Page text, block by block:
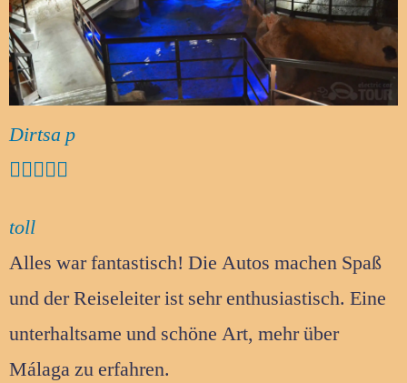
Dirtsa p

toll
Alles war fantastisch! Die Autos machen Spaß
und der Reiseleiter ist sehr enthusiastisch. Eine
unterhaltsame und schöne Art, mehr über
Málaga zu erfahren.